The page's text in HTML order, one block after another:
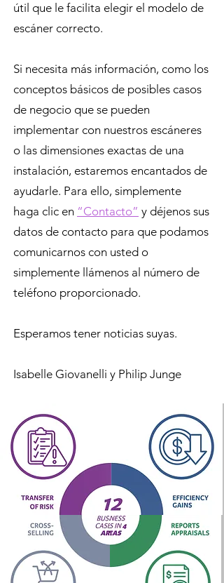
útil que le facilita elegir el modelo de
escáner correcto.
Si necesita más información, como los
conceptos básicos de posibles casos
de negocio que se pueden
implementar con nuestros escáneres
o las dimensiones exactas de una
instalación, estaremos encantados de
ayudarle. Para ello, simplemente
haga clic en “Contacto” y déjenos sus
datos de contacto para que podamos
comunicarnos con usted o
simplemente llámenos al número de
teléfono proporcionado.
Esperamos tener noticias suyas.
Isabelle Giovanelli y Philip Junge